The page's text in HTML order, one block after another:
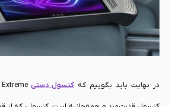
در نهایت باید بگوییم که کنسول دستی